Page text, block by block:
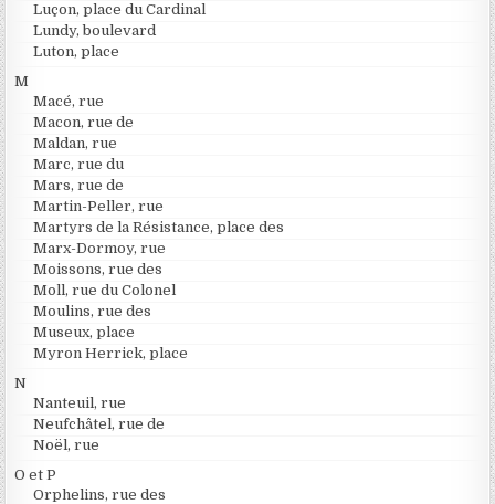
Luçon, place du Cardinal
Lundy, boulevard
Luton, place
M
Macé, rue
Macon, rue de
Maldan, rue
Marc, rue du
Mars, rue de
Martin-Peller, rue
Martyrs de la Résistance, place des
Marx-Dormoy, rue
Moissons, rue des
Moll, rue du Colonel
Moulins, rue des
Museux, place
Myron Herrick, place
N
Nanteuil, rue
Neufchâtel, rue de
Noël, rue
O et P
Orphelins, rue des